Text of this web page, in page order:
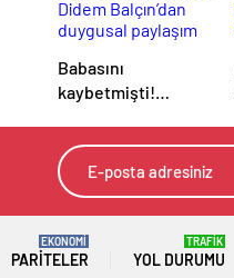
Babasını
kaybetmişti!
Balçın’dan duygusal
paylaşım
PARITELER
EKONOMİ
YOL DURUMU
TRAFİK